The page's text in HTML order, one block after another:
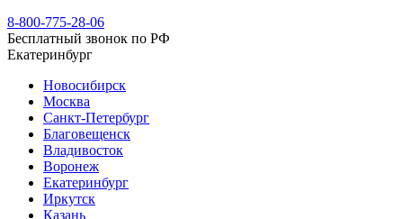
8-800-775-28-06
Бесплатный звонок по РФ
Екатеринбург
Новосибирск
Москва
Санкт-Петербург
Благовещенск
Владивосток
Воронеж
Екатеринбург
Иркутск
Казань